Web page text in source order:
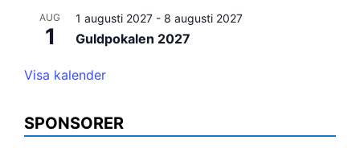
AUG
1
1 augusti 2027 - 8 augusti 2027
Guldpokalen 2027
Visa kalender
SPONSORER